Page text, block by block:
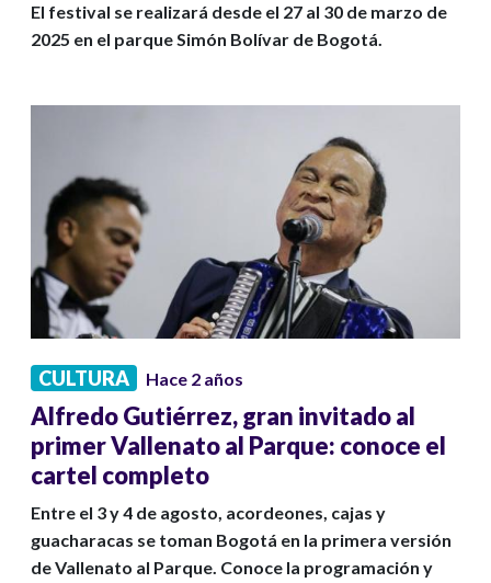
El festival se realizará desde el 27 al 30 de marzo de
2025 en el parque Simón Bolívar de Bogotá.
CULTURA Hace 2 años
Alfredo Gutiérrez, gran invitado al
primer Vallenato al Parque: conoce el
cartel completo
Entre el 3 y 4 de agosto, acordeones, cajas y
guacharacas se toman Bogotá en la primera versión
de Vallenato al Parque. Conoce la programación y